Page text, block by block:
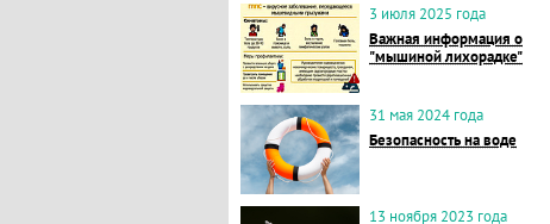
3 июля 2025 года
Важная информация о
"мышиной лихорадке"
31 мая 2024 года
Безопасность на воде
13 ноября 2023 года